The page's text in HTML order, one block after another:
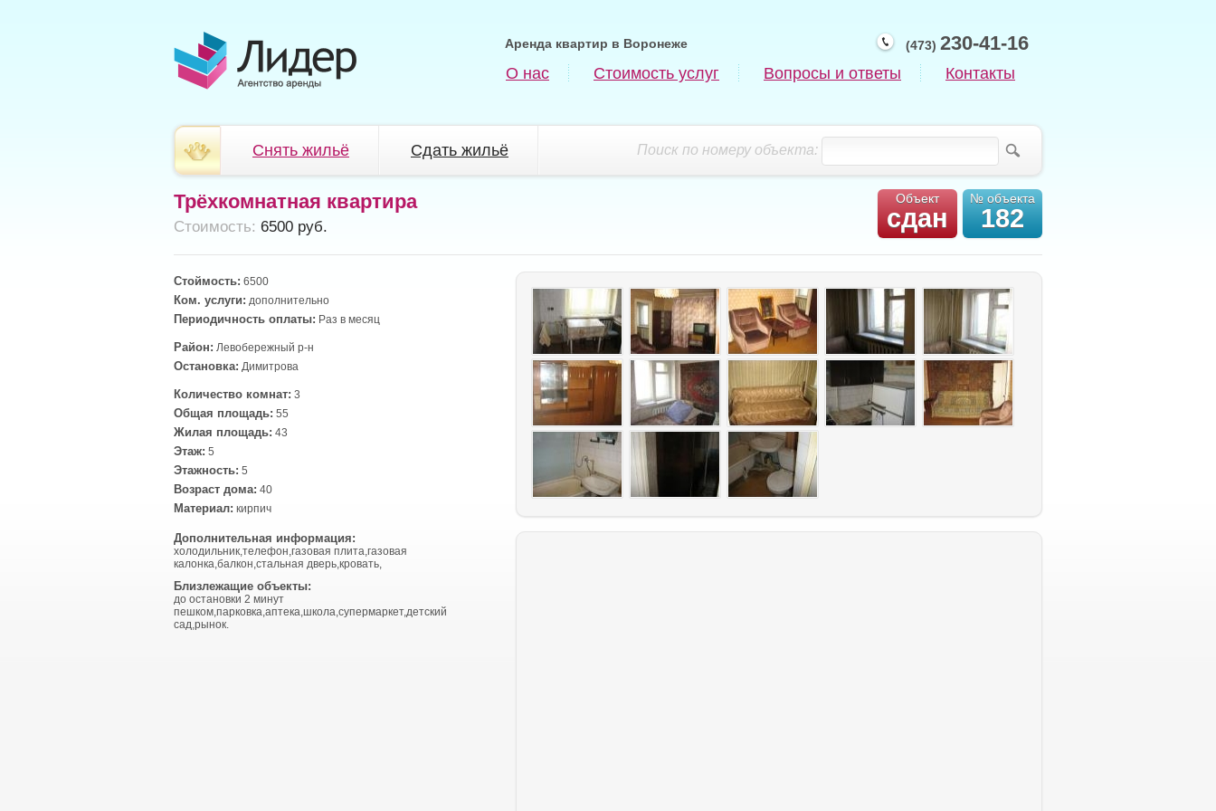
(473) 230-41-16
Аренда квартир в Воронеже
О нас Стоимость услуг Вопросы и ответы Контакты
Поиск по номеру объекта:
Снять жильё Сдать жильё
Объект
сдан
№ объекта
182
Трёхкомнатная квартира
Cтоимость: 6500 руб.
Стоймость: 6500
Ком. услуги: дополнительно
Периодичность оплаты: Раз в месяц
Район: Левобережный р-н
Остановка: Димитрова
Количество комнат: 3
Общая площадь: 55
Жилая площадь: 43
Этаж: 5
Этажность: 5
Возраст дома: 40
Материал: кирпич
Дополнительная информация:
холодильник,телефон,газовая плита,газовая
калонка,балкон,стальная дверь,кровать,
Близлежащие объекты:
до остановки 2 минут
пешком,парковка,аптека,школа,супермаркет,детский
сад,рынок.